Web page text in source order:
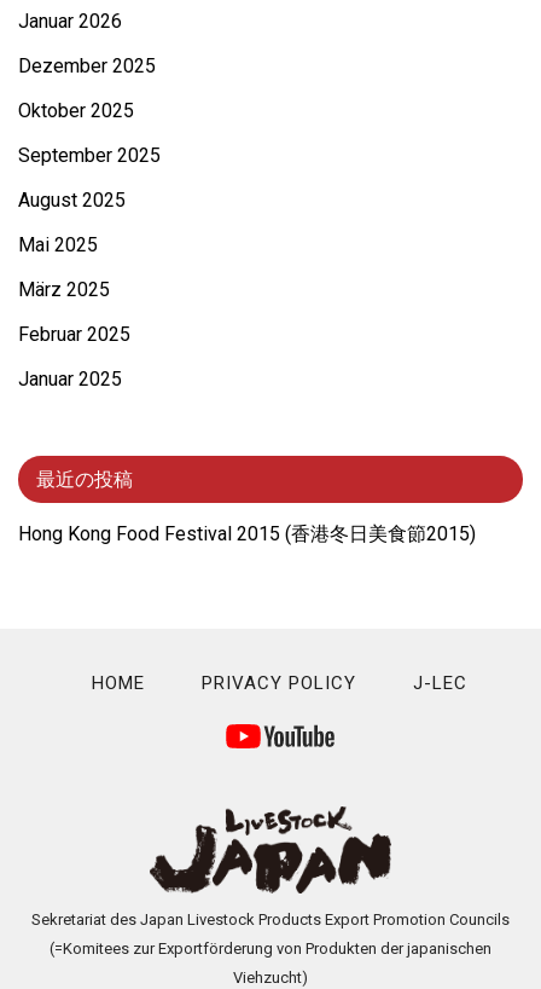
Januar 2026
Dezember 2025
Oktober 2025
September 2025
August 2025
Mai 2025
März 2025
Februar 2025
Januar 2025
最近の投稿
Hong Kong Food Festival 2015 (⾹港冬⽇美⾷節2015)
HOME PRIVACY POLICY J-LEC
Sekretariat des Japan Livestock Products Export Promotion Councils
(=Komitees zur Exportförderung von Produkten der japanischen
Viehzucht)